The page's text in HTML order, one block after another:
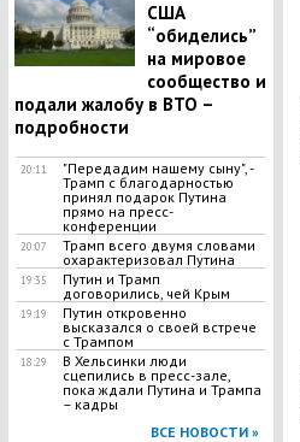
​США
“обиделись”
на мировое
сообщество и
подали жалобу в ВТО –
подробности
20:11
"Передадим нашему сыну", -
Трамп с благодарностью
принял подарок Путина
прямо на пресс-
конференции
20:07
Трамп всего двумя словами
охарактеризовал Путина
19:35
Путин и Трамп
договорились, чей Крым
19:19
Путин откровенно
высказался о своей встрече
с Трампом
18:29
В Хельсинки люди
сцепились в пресс-зале,
пока ждали Путина и Трампа
– кадры
ВСЕ НОВОСТИ »